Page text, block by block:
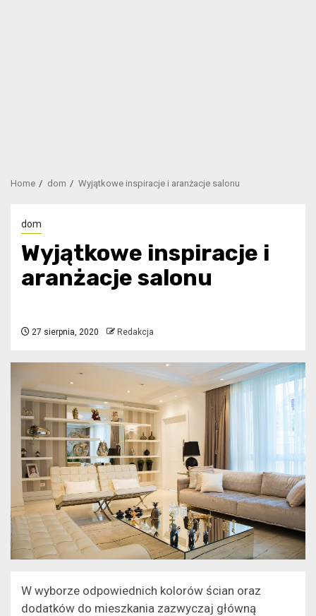
Home dom Wyjątkowe inspiracje i aranżacje salonu
dom
Wyjątkowe inspiracje i
aranżacje salonu
27 sierpnia, 2020 Redakcja
W wyborze odpowiednich kolorów ścian oraz
dodatków do mieszkania zazwyczaj główną